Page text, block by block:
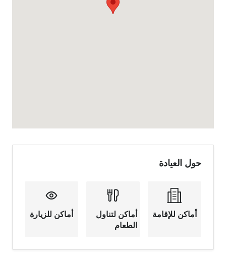
حول العيادة
أماكن للإقامة
أماكن لتناول
الطعام
أماكن للزيارة